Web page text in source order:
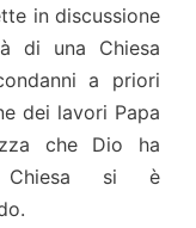
in discussione
di una Chiesa
a priori
dei lavori Papa
che Dio ha
Chiesa si è